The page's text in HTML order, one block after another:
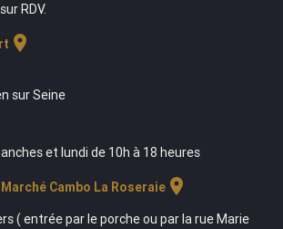
RDV.
location_on
sur Seine
et lundi de 10h à 18 heures
Cambo La Roseraielocation_on
( entrée par le porche ou par la rue Marie